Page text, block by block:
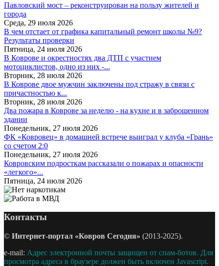
Павловский мост – реконструирован на пользу жителей и
города
Среда, 29 июля 2026
В чем отстает от графика капитальный ремонт школы №9?
Результаты проверки
Пятница, 24 июля 2026
В Коврове и окрестностях два ДТП с участием
мотоциклистов, одно из них -...
Вторник, 28 июля 2026
В Коврове двое мужчин заключены под стражу в связи с
причастностью к...
Вторник, 28 июля 2026
Два пожара в Коврове за неделю - на кухне и в заброшенном
здании
Понедельник, 27 июля 2026
ФК «Ковровец» в домашней встрече выиграл у клуба «Грань»
со счетом 2:0
Понедельник, 27 июля 2026
Ковровским подросткам рассказали о пожарах и опасности
«легкого»...
Пятница, 24 июля 2026
Контакты
© Интернет-портал «Ковров Сегодня» (2013-2025).
e-mail: Адрес электронной почты защищен от спам-ботов. Для
просмотра адреса в браузере должен быть включен Javascript.